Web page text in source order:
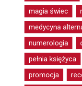
magia świec
medycyna
numerologia
pełnia księżyca
promocja